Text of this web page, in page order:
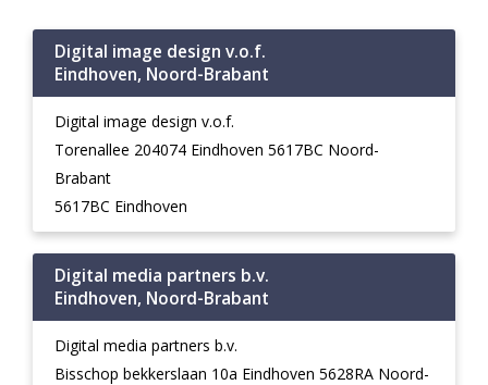
Digital image design v.o.f.
Eindhoven, Noord-Brabant
Digital image design v.o.f.
Torenallee 204074 Eindhoven 5617BC Noord-
Brabant
5617BC Eindhoven
Digital media partners b.v.
Eindhoven, Noord-Brabant
Digital media partners b.v.
Bisschop bekkerslaan 10a Eindhoven 5628RA Noord-